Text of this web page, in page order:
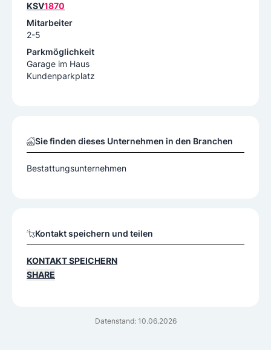
Datenstand: 10.06.2026
KSV1870
Mitarbeiter
2-5
Parkmöglichkeit
Garage im Haus
Kundenparkplatz
Sie finden dieses Unternehmen in den Branchen
Bestattungsunternehmen
Kontakt speichern und teilen
KONTAKT SPEICHERN
SHARE